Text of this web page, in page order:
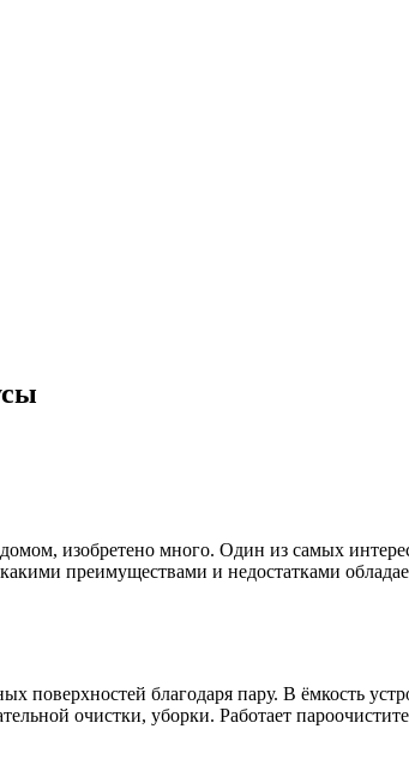
изобретено много. Один из самых
преимуществами и недостатками
поверхностей благодаря пару. В ёмкость
очистки, уборки. Работает